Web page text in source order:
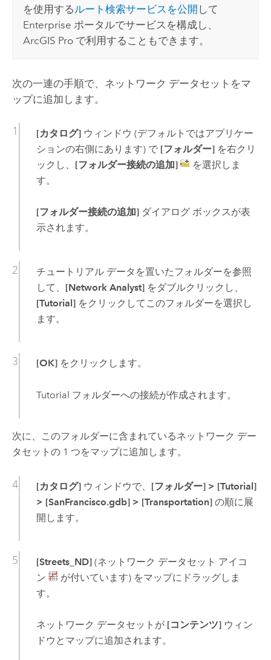
を使用する ルート検索サービスを公開 して
Enterprise ポータルでサービスを構成し、
ArcGIS Pro で利用することもできます。
次の一連の手順で、ネットワーク データセットをマ
ップに追加します。
[カタログ]ウィンドウ (デフォルトではアプリケー
ションの右側にあります) で [フォルダー]を右クリ
ックし、 [フォルダー接続の追加]
を選択しま
す。
[フォルダー接続の追加]ダイアログ ボックスが表
示されます。
チュートリアル データを置いたフォルダーを参照
して、 [Network Analyst]をダブルクリックし、
[Tutorial]をクリックしてこのフォルダーを選択し
ます。
[OK]をクリックします。
Tutorial フォルダーへの接続が作成されます。
次に、このフォルダーに含まれているネットワーク デー
タセットの 1 つをマップに追加します。
[カタログ]ウィンドウで、 [フォルダー] > [Tutorial]
> [SanFrancisco.gdb] > [Transportation]の順に展
開します。
[Streets_ND](ネットワーク データセット アイコ
ン
が付いています) をマップにドラッグしま
す。
ネットワーク データセットが [コンテンツ]ウィン
ドウとマップに追加されます。